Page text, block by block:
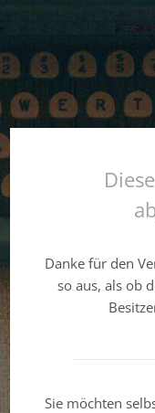
Danke für den
so aus, als ob
Sie möchten